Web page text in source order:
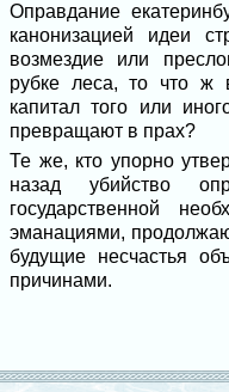
Оправдание
канонизацией идеи
возмездие или
рубке леса, то что ж
капитал того или
превращают в прах?
Те же, кто упорно
назад убийство
государственной
эманациями,
будущие несчастья
причинами.